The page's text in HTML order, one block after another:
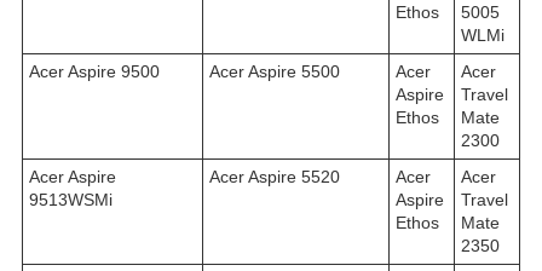
Ethos
5005
WLMi
Acer Aspire 9500
Acer Aspire 5500
Acer
Aspire
Ethos
Acer
Travel
Mate
2300
Acer Aspire
9513WSMi
Acer Aspire 5520
Acer
Aspire
Ethos
Acer
Travel
Mate
2350